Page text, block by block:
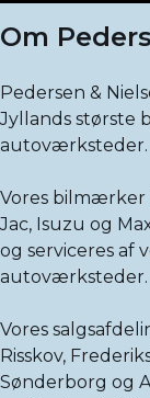
Om
Pedersen &
Jyllands største
autoværksteder.
Vores bilmærker
Jac, Isuzu og
og serviceres af
autoværksteder.
Vores
Risskov,
Sønderborg og